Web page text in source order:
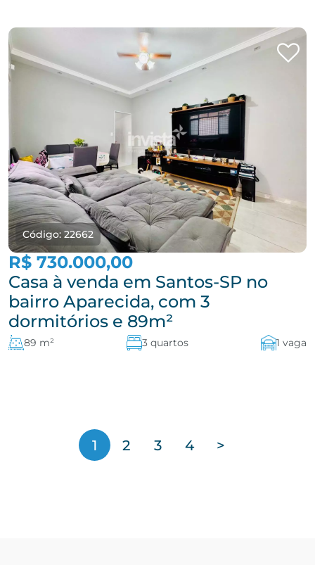
Código: 22662
R$ 730.000,00
Casa à venda em Santos-SP no
bairro Aparecida, com 3
dormitórios e 89m²
89 m² 3 quartos 1 vaga
1 2 3 4 >